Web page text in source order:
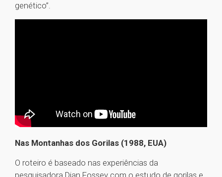
genético”.
Nas Montanhas dos Gorilas (1988, EUA)
O roteiro é baseado nas experiências da